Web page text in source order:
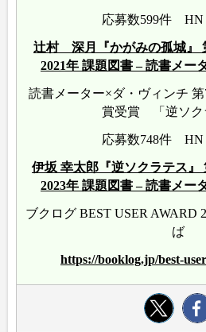
応募数599件 HN
辻村 深月『かがみの孤城』
2021年 課題図書 – 読書メー
読書メーター×ダ・ヴィンチ
賞受賞 「逆ソク
応募数748件 HN
伊坂 幸太郎『逆ソクラテス』
2023年 課題図書 – 読書メー
ブクログ BEST USER AWARD
ば
https://booklog.jp/best-